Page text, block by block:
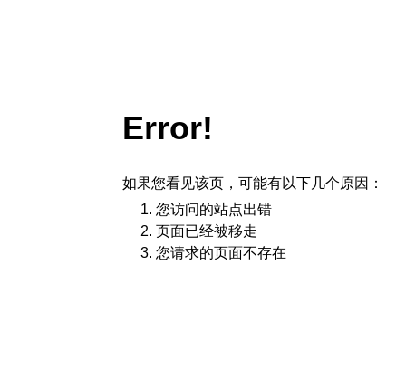
Error!
如果您看见该页，可能有以下几个原因：
您访问的站点出错
页面已经被移走
您请求的页面不存在